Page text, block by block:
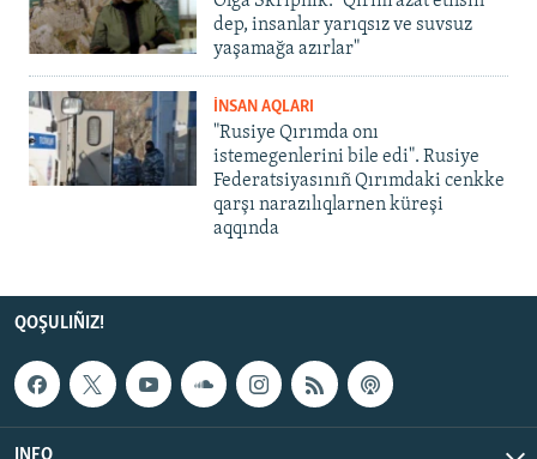
dep, insanlar yarıqsız ve suvsuz
yaşamağa azırlar"
İNSAN AQLARI
"Rusiye Qırımda onı
istemegenlerini bile edi". Rusiye
Federatsiyasınıñ Qırımdaki cenkke
qarşı narazılıqlarnen küreşi
aqqında
QOŞULIÑIZ!
INFO